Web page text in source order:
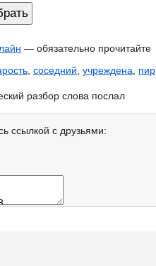
— обязательно прочитайте
соседний учреждена пир
разбор слова послал
ссылкой с друзьями: